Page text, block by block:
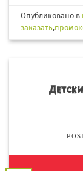
Опубликовано в
заказать,